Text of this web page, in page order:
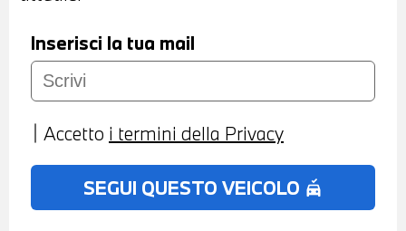
MISTO ALCANTARA NERA - VOLANTE
SPORTIVO M IN PELLE CON COMANDI
MULTIFUNZIONE - CRUISE CONTROL -
VOLANTE - ACTIVE GUARD - DRIVING
ASSISTANT - NAVIGATORE - BLUETOOTH
- USB - RADIO DIGITALE DAB - CHIAMATA
Inserisci la tua mail
Accetto i termini della Privacy
SEGUI QUESTO VEICOLO no_crash